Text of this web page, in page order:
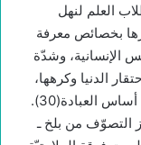
العلم لنهل
بخصائص معرفة
الإنسانية، وشدّة
الدنيا وكرهها،
العبادة(30).
التصوّف من بلخ ـ